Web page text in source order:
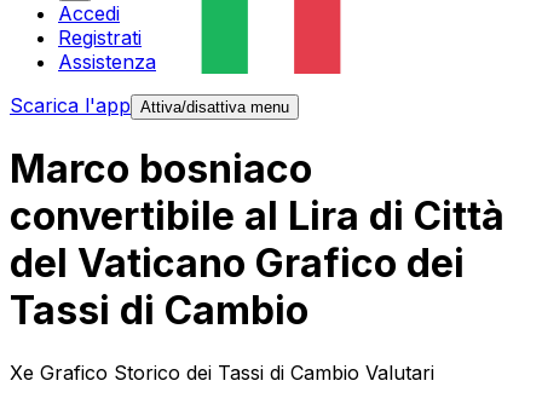
Accedi
Registrati
Assistenza
Scarica l'app Attiva/disattiva menu
Marco bosniaco
convertibile al Lira di Città
del Vaticano Grafico dei
Tassi di Cambio
Xe Grafico Storico dei Tassi di Cambio Valutari